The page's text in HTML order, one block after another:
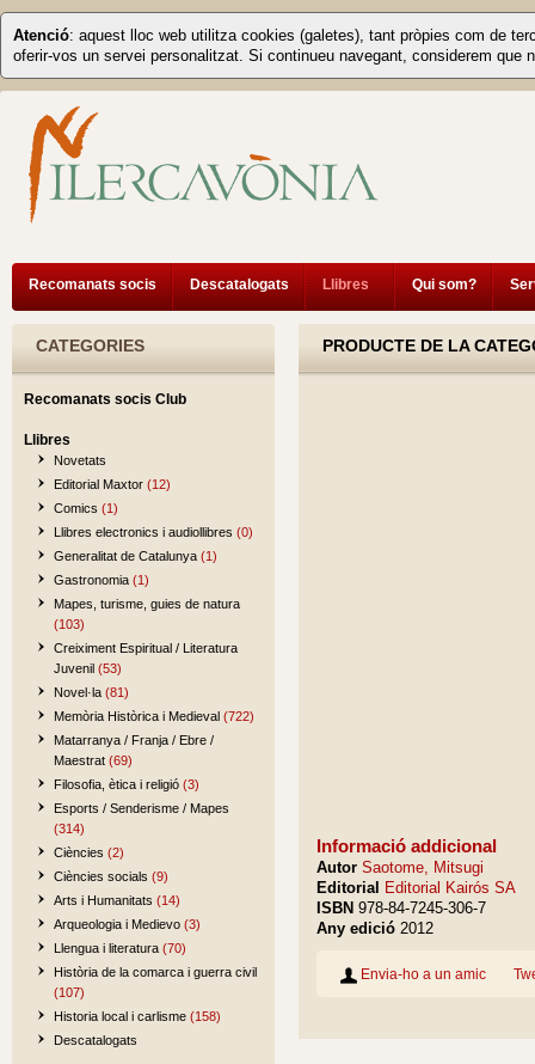
Atenció: aquest lloc web utilitza cookies (galetes), tant pròpies com de
oferir-vos un servei personalitzat. Si continueu navegant, considerem que
Recomanats socis Descatalogats Llibres Qui som?
CATEGORIES
Recomanats socis Club
Llibres
Novetats
Editorial Maxtor (12)
Comics (1)
Llibres electronics i audiollibres (0)
Generalitat de Catalunya (1)
Gastronomia (1)
Mapes, turisme, guies de natura
(103)
Creiximent Espiritual / Literatura
Juvenil (53)
Novel·la (81)
Memòria Històrica i Medieval (722)
Matarranya / Franja / Ebre /
Maestrat (69)
Filosofia, ètica i religió (3)
Esports / Senderisme / Mapes
(314)
Ciències (2)
Ciències socials (9)
Arts i Humanitats (14)
Arqueologia i Medievo (3)
Llengua i literatura (70)
Història de la comarca i guerra civil
(107)
Historia local i carlisme (158)
Descatalogats
PRODUCTE DE LA
Informació addicional
Autor Saotome, Mitsugi
Editorial Editorial Kairós SA
ISBN 978-84-7245-306-7
Any edició 2012
Envia-ho a un amic